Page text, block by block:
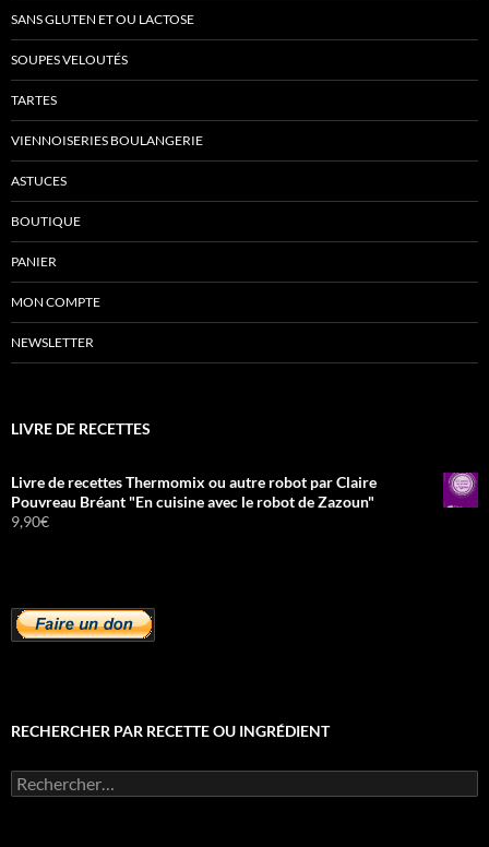
SANS GLUTEN ET OU LACTOSE
SOUPES VELOUTÉS
TARTES
VIENNOISERIES BOULANGERIE
ASTUCES
BOUTIQUE
PANIER
MON COMPTE
NEWSLETTER
LIVRE DE RECETTES
Livre de recettes Thermomix ou autre robot par Claire
Pouvreau Bréant "En cuisine avec le robot de Zazoun"
9,90€
RECHERCHER PAR RECETTE OU INGRÉDIENT
Rechercher :